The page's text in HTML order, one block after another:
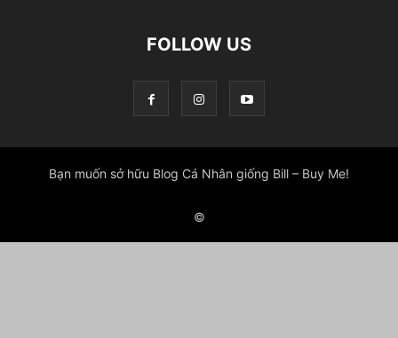
FOLLOW US
Bạn muốn sở hữu Blog Cá Nhân giống Bill – Buy Me!
©